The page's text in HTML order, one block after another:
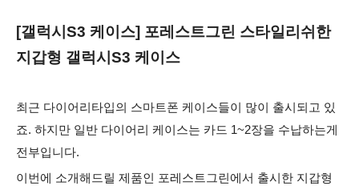
[갤럭시S3 케이스] 포레스트그린 스타일리쉬한
지갑형 갤럭시S3 케이스
최근 다이어리타입의 스마트폰 케이스들이 많이 출시되고 있
죠. 하지만 일반 다이어리 케이스는 카드 1~2장을 수납하는게
전부입니다.
이번에 소개해드릴 제품인 포레스트그린에서 출시한 지갑형